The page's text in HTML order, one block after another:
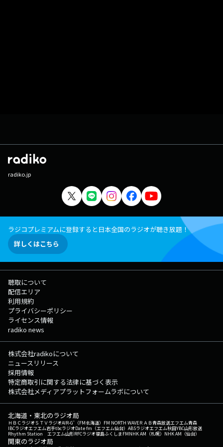
radiko.jp
ラジコプレミアムに登録すると日本全国のラジオが聴き放題！
詳しくはこちら
聴取について
配信エリア
利用規約
プライバシーポリシー
ライセンス情報
radiko news
株式会社radikoについて
ニュースリリース
採用情報
特定商取引に関する法律に基づく表示
株式会社メディアプラットフォームラボについて
北海道・東北のラジオ局
ＨＢＣラジオＳＴＶラジオAIR-G'（FM北海道） FM NORTH WAVEＲＡＢ青森放送エフエム青森
IBCラジオエフエム岩手tbcラジオDate fm（エフエム仙台） ABSラジオエフエム秋田YBC山形放送
Rhythm Station エフエム山形RFCラジオ福島ふくしまFMNHK AM（札幌） NHK AM（仙台）
関東のラジオ局